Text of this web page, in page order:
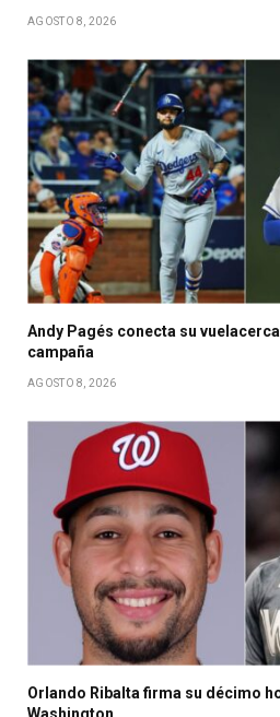
AGOSTO 8, 2026
Andy Pagés conecta su
campaña
AGOSTO 8, 2026
Orlando Ribalta firma su décimo
Washington